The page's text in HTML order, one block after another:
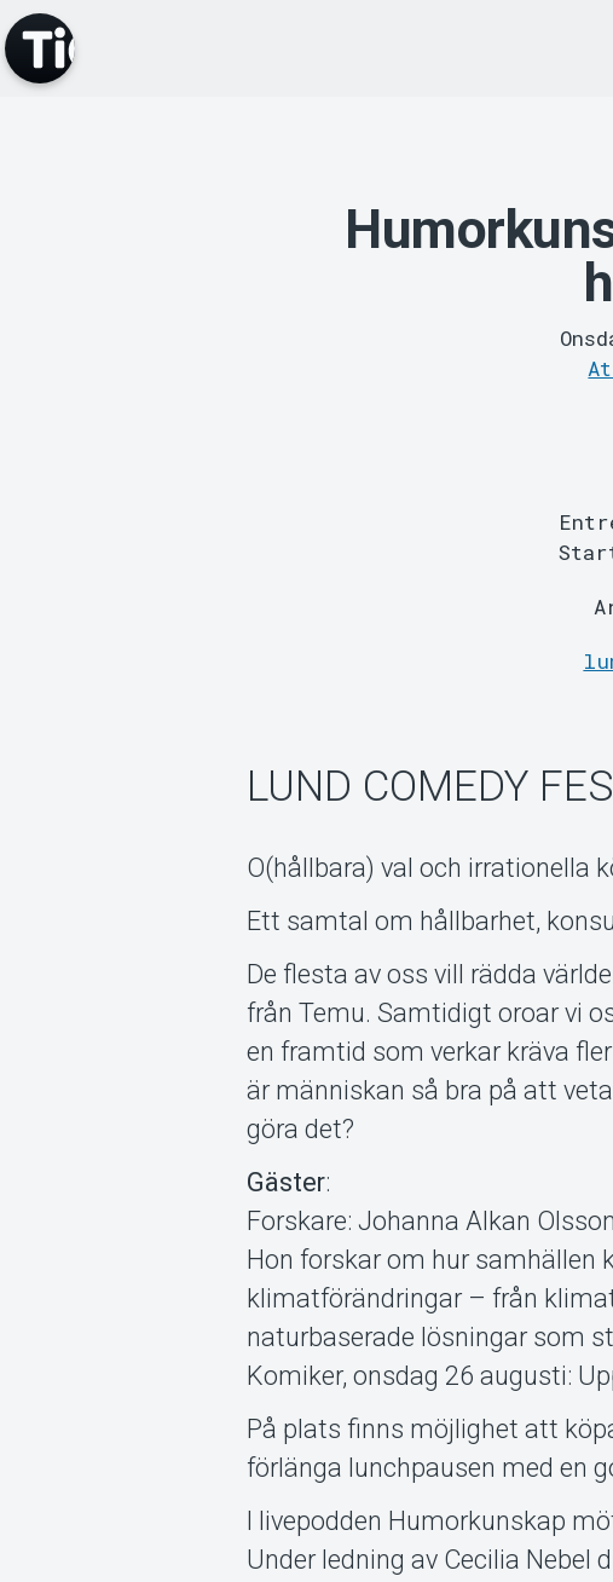
LUND COMEDY
O(hållbara) val och irrationella
Ett samtal om hållbarhet,
De flesta av oss vill rädda
från Temu. Samtidigt oroar vi
en framtid som verkar kräva
är människan så bra på att
göra det?
Gäster:
Forskare: Johanna Alkan
Hon forskar om hur samhällen
klimatförändringar – från
naturbaserade lösningar som
Komiker, onsdag 26 augusti:
På plats finns möjlighet att
förlänga lunchpausen med en
I livepodden Humorkunskap
Under ledning av Cecilia Nebel